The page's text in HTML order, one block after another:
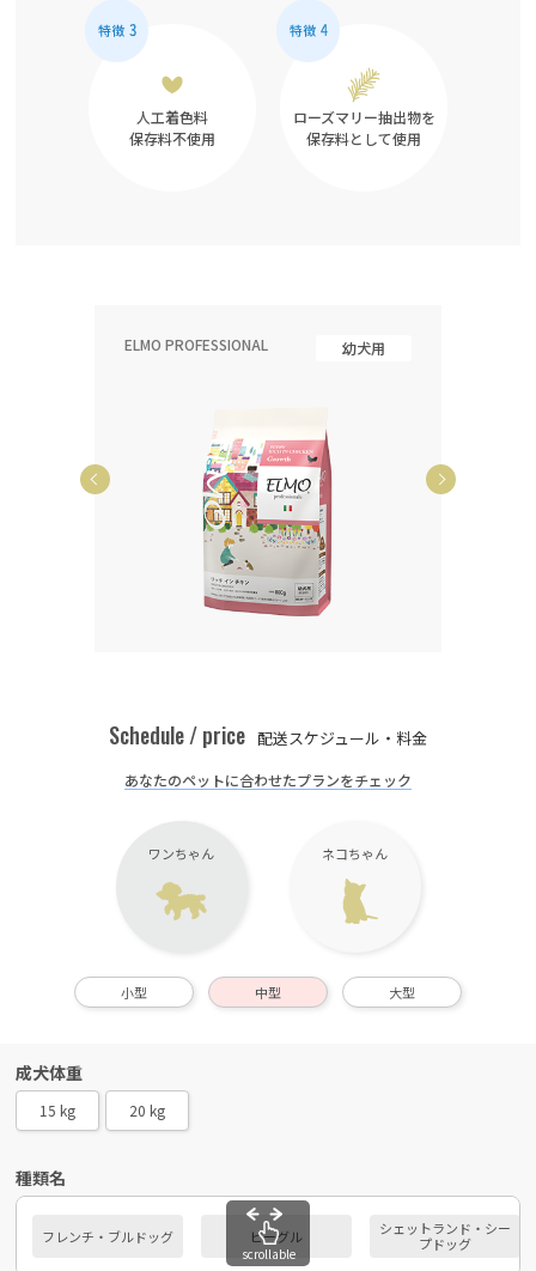
人工着色料
保存料不使用
ローズマリー抽出物を
保存料として使用
ELMO PROFESSIONAL 幼犬用
Schedule / price 配送スケジュール・料金
あなたのペットに合わせたプランをチェック
ワンちゃん ネコちゃん
小型 中型 大型
成犬体重
15 kg 20 kg
種類名
フレンチ・ブルドッグ ビーグル
シェットランド・シー
プドッグ
scrollable